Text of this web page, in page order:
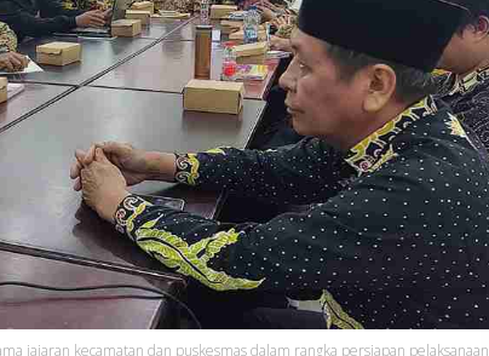
jajaran kecamatan dan puskesmas dalam rangka persiapan pelaksanaan